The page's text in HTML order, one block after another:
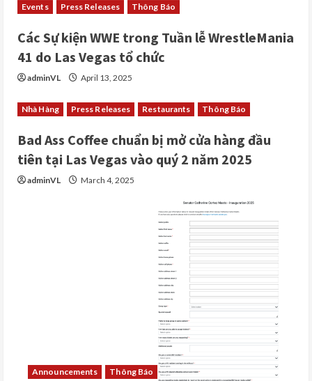
Events Press Releases Thông Báo
Các Sự kiện WWE trong Tuần lễ WrestleMania
41 do Las Vegas tổ chức
adminVL April 13, 2025
Nhà Hàng Press Releases Restaurants Thông Báo
Bad Ass Coffee chuẩn bị mở cửa hàng đầu
tiên tại Las Vegas vào quý 2 năm 2025
adminVL March 4, 2025
Announcements Thông Báo